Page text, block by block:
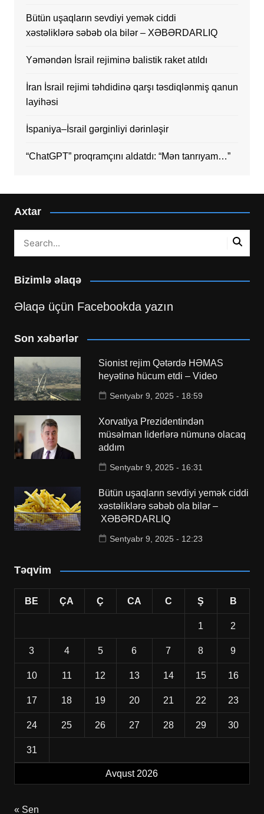
Bütün uşaqların sevdiyi yemək ciddi
xəstəliklərə səbəb ola bilər – XƏBƏRDARLIQ
Yəməndən İsrail rejiminə balistik raket atıldı
İran İsrail rejimi təhdidinə qarşı təsdiqlənmiş qanun
layihəsi
İspaniya–İsrail gərginliyi dərinləşir
“ChatGPT” proqramçını aldatdı: “Mən tanrıyam…”
Axtar
Bizimlə əlaqə
Əlaqə üçün Facebookda yazın
Son xəbərlər
Sionist rejim Qətərdə HƏMAS
heyətinə hücum etdi – Video
Sentyabr 9, 2025 - 18:59
Xorvatiya Prezidentindən
müsəlman liderlərə nümunə olacaq
addım
Sentyabr 9, 2025 - 16:31
Bütün uşaqların sevdiyi yemək ciddi
xəstəliklərə səbəb ola bilər –
XƏBƏRDARLIQ
Sentyabr 9, 2025 - 12:23
Təqvim
Avqust 2026
BE ÇA Ç CA C Ş B
1 2
3 4 5 6 7 8 9
10 11 12 13 14 15 16
17 18 19 20 21 22 23
24 25 26 27 28 29 30
31
« Sen